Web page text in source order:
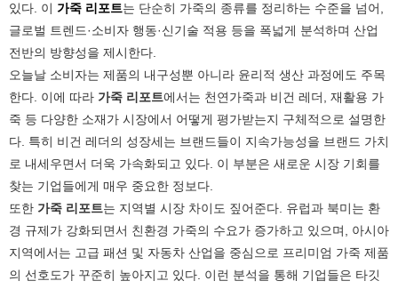
있다. 이 가죽 리포트는 단순히 가죽의 종류를 정리하는 수준을 넘어,
글로벌 트렌드·소비자 행동·신기술 적용 등을 폭넓게 분석하며 산업
전반의 방향성을 제시한다.
오늘날 소비자는 제품의 내구성뿐 아니라 윤리적 생산 과정에도 주목
한다. 이에 따라 가죽 리포트에서는 천연가죽과 비건 레더, 재활용 가
죽 등 다양한 소재가 시장에서 어떻게 평가받는지 구체적으로 설명한
다. 특히 비건 레더의 성장세는 브랜드들이 지속가능성을 브랜드 가치
로 내세우면서 더욱 가속화되고 있다. 이 부분은 새로운 시장 기회를
찾는 기업들에게 매우 중요한 정보다.
또한 가죽 리포트는 지역별 시장 차이도 짚어준다. 유럽과 북미는 환
경 규제가 강화되면서 친환경 가죽의 수요가 증가하고 있으며, 아시아
지역에서는 고급 패션 및 자동차 산업을 중심으로 프리미엄 가죽 제품
의 선호도가 꾸준히 높아지고 있다. 이런 분석을 통해 기업들은 타깃